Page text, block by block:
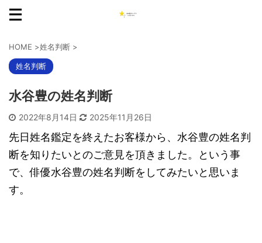
HOME >姓名判断 >
姓名判断
水谷豊の姓名判断
2022年8月14日 2025年11月26日
先日姓名鑑定を終えたお客様から、水谷豊の姓名判
断を知りたいとのご意見を頂きました。という事
で、俳優水谷豊の姓名判断をしてみたいと思いま
す。